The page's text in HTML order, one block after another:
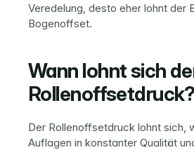
Veredelung, desto eher lohnt der
Bogenoffset.
Wann lohnt sich
Rollenoffsetdruck?
Der Rollenoffsetdruck lohnt sich,
Auflagen in konstanter Qualität